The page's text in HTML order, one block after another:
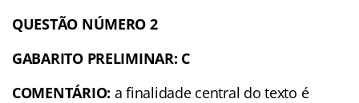
QUESTÃO NÚMERO 2
GABARITO PRELIMINAR: C
COMENTÁRIO: a finalidade central do texto é